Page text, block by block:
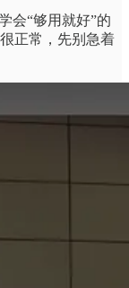
会“够用就好”的
正常，先别急着